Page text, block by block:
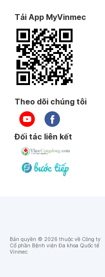
Tải App MyVinmec
Theo dõi chúng tôi
Đối tác liên kết
Bản quyền © 2026 thuộc về Công ty
Cổ phần Bệnh viện Đa khoa Quốc tế
Vinmec